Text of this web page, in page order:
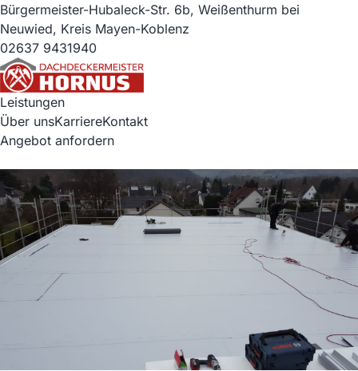
Bürgermeister-Hubaleck-Str. 6b, Weißenthurm bei
Neuwied, Kreis Mayen-Koblenz
02637 9431940
Leistungen
Über unsKarriereKontakt
Angebot anfordern